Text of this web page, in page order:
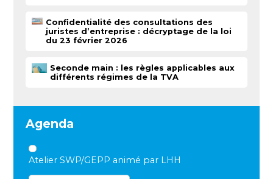
Confidentialité des consultations des
juristes d’entreprise : décryptage de la loi
du 23 février 2026
Seconde main : les règles applicables aux
différents régimes de la TVA
Agenda
Atelier SWP/GEPP animé par LHH